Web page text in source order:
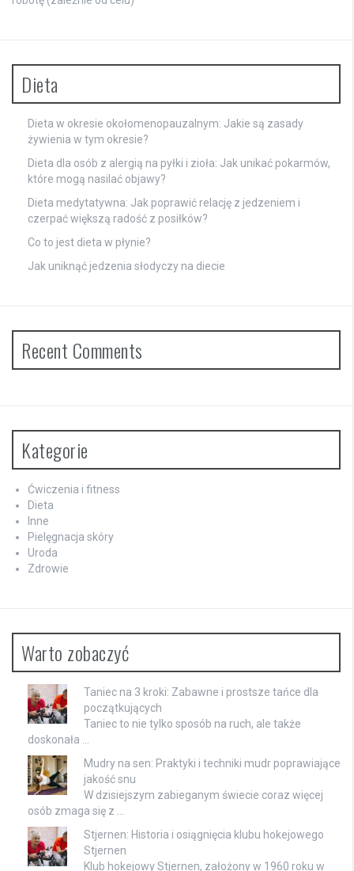
Dieta
Dieta w okresie okołomenopauzalnym: Jakie są zasady
żywienia w tym okresie?
Dieta dla osób z alergią na pyłki i zioła: Jak unikać pokarmów,
które mogą nasilać objawy?
Dieta medytatywna: Jak poprawić relację z jedzeniem i
czerpać większą radość z posiłków?
Co to jest dieta w płynie?
Jak uniknąć jedzenia słodyczy na diecie
Recent Comments
Kategorie
Ćwiczenia i fitness
Dieta
Inne
Pielęgnacja skóry
Uroda
Zdrowie
Warto zobaczyć
Taniec na 3 kroki: Zabawne i prostsze tańce dla
początkujących
Taniec to nie tylko sposób na ruch, ale także
doskonała …
Mudry na sen: Praktyki i techniki mudr poprawiające
jakość snu
W dzisiejszym zabieganym świecie coraz więcej
osób zmaga się z …
Stjernen: Historia i osiągnięcia klubu hokejowego
Stjernen
Klub hokejowy Stjernen, założony w 1960 roku w